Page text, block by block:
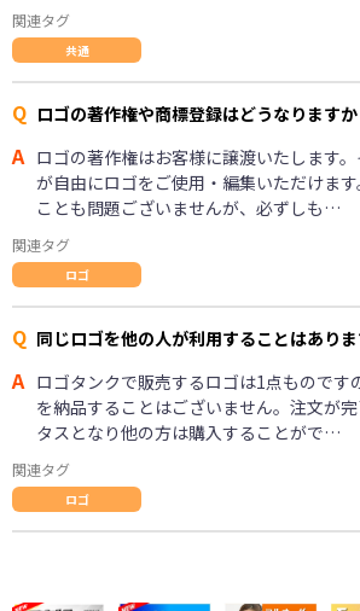
関連タグ
共通
Q ロゴの著作権や商標登録はどうなりますか
A ロゴの著作権はお客様に譲渡いたします
が自由にロゴをご使用・編集いただけま
ことも問題ございませんが、必ずしも…
関連タグ
ロゴ
Q 同じロゴを他の人が利用することはありま
A ロゴタンクで販売するロゴは1点ものです
を納品することはございません。注文が
タスとなり他の方は購入することがで…
関連タグ
ロゴ